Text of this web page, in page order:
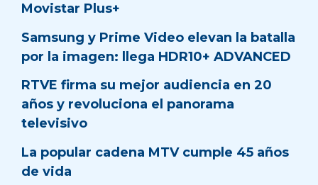
Movistar Plus+
Samsung y Prime Video elevan la batalla
por la imagen: llega HDR10+ ADVANCED
RTVE firma su mejor audiencia en 20
años y revoluciona el panorama
televisivo
La popular cadena MTV cumple 45 años
de vida